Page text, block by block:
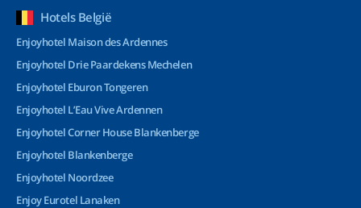
Hotels België
Enjoyhotel Maison des Ardennes
Enjoyhotel Drie Paardekens Mechelen
Enjoyhotel Eburon Tongeren
Enjoyhotel L’Eau Vive Ardennen
Enjoyhotel Corner House Blankenberge
Enjoyhotel Blankenberge
Enjoyhotel Noordzee
Enjoy Eurotel Lanaken